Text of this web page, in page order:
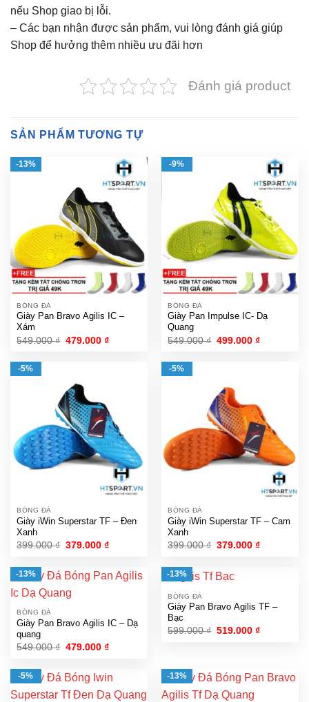
nếu Shop giao bị lỗi.
– Các bạn nhận được sản phẩm, vui lòng đánh giá giúp
Shop để hưởng thêm nhiều ưu đãi hơn
Đánh giá product
SẢN PHẨM TƯƠNG TỰ
-13%
BÓNG ĐÁ
Giày Pan Bravo Agilis IC –
Xám
549.000₫ Giá
479.000₫Giá
-9%
BÓNG ĐÁ
Giày Pan Impulse IC- Dạ
Quang
549.000₫ Giá
499.000₫Giá
-5%
BÓNG ĐÁ
Giày iWin Superstar TF – Đen
Xanh
399.000₫ Giá
399.000 ₫.
379.000₫Giá
là:
379.000 ₫.
-5%
BÓNG ĐÁ
Giày iWin Superstar TF – Cam
Xanh
399.000₫ Giá
399.000 ₫.
379.000₫Giá
-13%
BÓNG ĐÁ
Giày Pan Bravo Agilis IC – Dạ
quang
549.000₫ Giá
549.000 ₫.
479.000₫Giá
là:
479.000 ₫.
-13%
BÓNG ĐÁ
Giày Pan Bravo Agilis TF –
Bạc
599.000₫ Giá
519.000₫Giá
-5% -13%